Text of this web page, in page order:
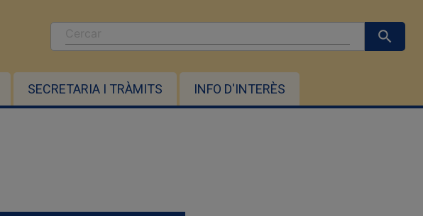
search
SECRETARIA I TRÀMITS INFO D'INTERÈS